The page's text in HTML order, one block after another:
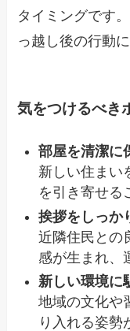
タイミングです
っ越し後の行動
気をつけるべき
部屋を清潔に
新しい住まい
を引き寄せる
挨拶をしっか
近隣住民との
感が生まれ、
新しい環境に
地域の文化や
り入れる姿勢